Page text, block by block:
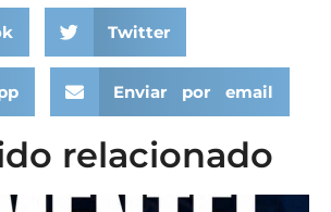
Twitter
Enviar por email
relacionado